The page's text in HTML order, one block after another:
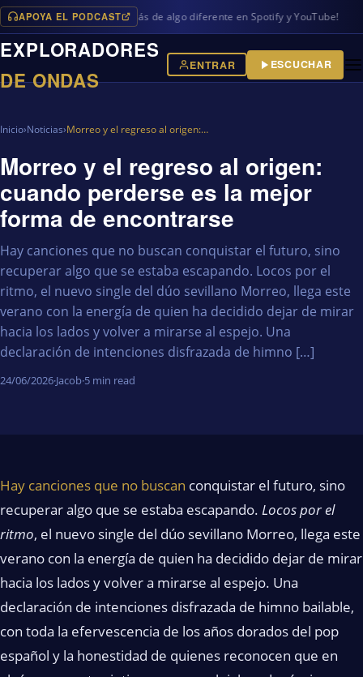
APOYA EL PODCAST
en iVoox, además de algo diferente en Spotify y YouTube!
EXPLORADORES
DE ONDAS
ENTRAR ESCUCHAR
Inicio›Noticias›Morreo y el regreso al origen:…
Morreo y el regreso al origen:
cuando perderse es la mejor
forma de encontrarse
Hay canciones que no buscan conquistar el futuro, sino
recuperar algo que se estaba escapando. Locos por el
ritmo, el nuevo single del dúo sevillano Morreo, llega este
verano con la energía de quien ha decidido dejar de mirar
hacia los lados y volver a mirarse al espejo. Una
declaración de intenciones disfrazada de himno […]
24/06/2026·Jacob·5 min read
Hay canciones que no buscan conquistar el futuro, sino
recuperar algo que se estaba escapando. Locos por el
ritmo, el nuevo single del dúo sevillano Morreo, llega este
verano con la energía de quien ha decidido dejar de mirar
hacia los lados y volver a mirarse al espejo. Una
declaración de intenciones disfrazada de himno bailable,
con toda la efervescencia de los años dorados del pop
español y la honestidad de quienes reconocen que en